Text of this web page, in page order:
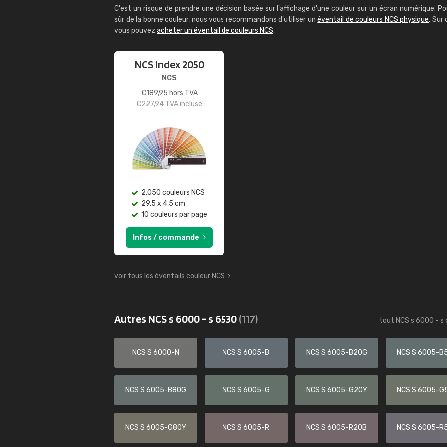
C'est un risque de prendre une décision basée sur l'affichage d'une couleur sur un écran numérique.
sûr de la bonne couleur, nous vous recommandons d'utiliser unéventail de couleurs NCS physique. Sur
vous pouvez acheter un éventail de couleurs NCS.
NCS Index 2050
NCS
€189,95 hors TVA
€227,94 TVA incluse
2.050 couleurs NCS
29,5 x 4,5 cm
10 couleurs par page
Infos / commande
voir tous les éventails couleur NCS
Autres NCS s 6000 - s 6530(117) tout NCS s 6000 - s
NCS S 6000-N NCS S 6005-B NCS S 6005-B20G NCS S 6005-
NCS S 6005-B80G NCS S 6005-G NCS S 6005-G20Y NCS S 6005-
NCS S 6005-G80Y NCS S 6005-R NCS S 6005-R20B NCS S 6005-